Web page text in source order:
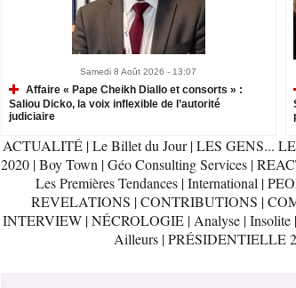
Samedi 8 Août 2026 - 13:07
Affaire « Pape Cheikh Diallo et consorts » :
Saliou Dicko, la voix inflexible de l’autorité
judiciaire
ACTUALITÉ |Le Billet du Jour |LES GENS...
2020 |Boy Town |Géo Consulting Services |
Les Premières Tendances |International |
REVELATIONS |CONTRIBUTIONS |
INTERVIEW |NÉCROLOGIE |Analyse |Insolite |
Ailleurs |PRÉSIDENTIELLE